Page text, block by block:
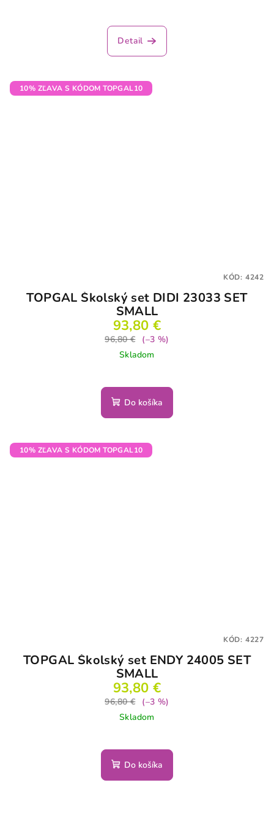
Detail
10% ZĽAVA S KÓDOM TOPGAL10
TOPGAL Školský set DIDI 23033 SET
SMALL
93,80 €
96,80 €
(–3 %)
Skladom
Do košíka
KÓD: 4242
10% ZĽAVA S KÓDOM TOPGAL10
TOPGAL Školský set ENDY 24005 SET
SMALL
93,80 €
96,80 €
(–3 %)
Skladom
Do košíka
KÓD: 4227